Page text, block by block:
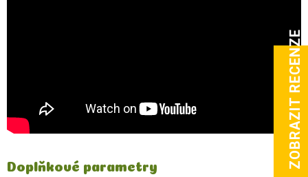
Doplňkové parametry ZOBRAZIT RECENZE